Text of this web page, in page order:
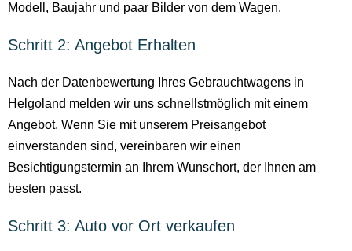
Modell, Baujahr und paar Bilder von dem Wagen.
Schritt 2: Angebot Erhalten
Nach der Datenbewertung Ihres Gebrauchtwagens in
Helgoland melden wir uns schnellstmöglich mit einem
Angebot. Wenn Sie mit unserem Preisangebot
einverstanden sind, vereinbaren wir einen
Besichtigungstermin an Ihrem Wunschort, der Ihnen am
besten passt.
Schritt 3: Auto vor Ort verkaufen